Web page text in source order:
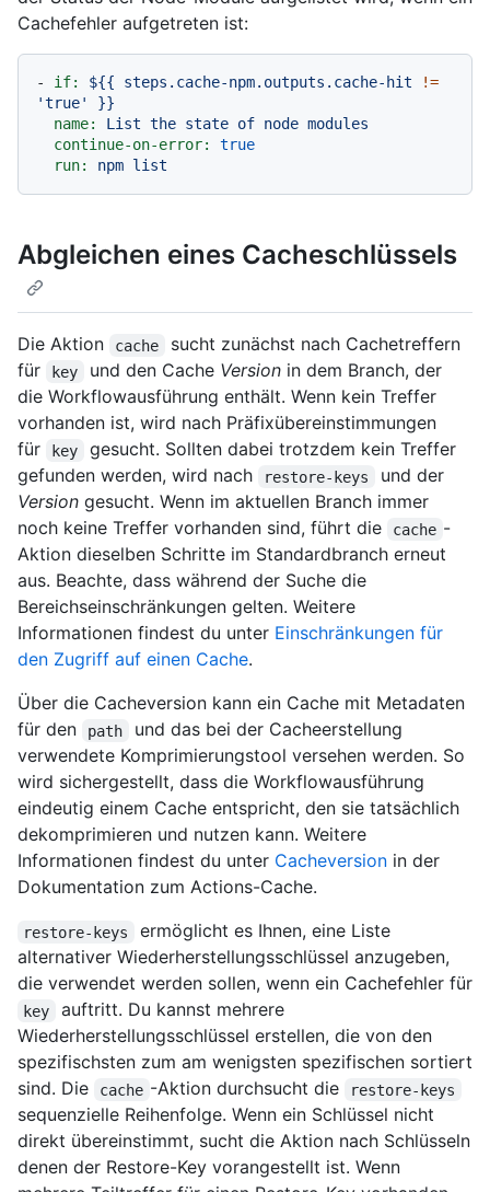
Cachefehler aufgetreten ist:
- if: ${{ steps.cache-npm.outputs.cache-hit
!=
'true'
}}
name:
List the state of node modules
continue-on-error:
true
run:
npm list
Abgleichen eines Cacheschlüssels
Die Aktion cache
sucht zunächst nach Cachetreffern
für
key und den Cache Versionin dem Branch, der
die Workflowausführung enthält. Wenn kein Treffer
vorhanden ist, wird nach Präfixübereinstimmungen
für
key
gesucht. Sollten dabei trotzdem kein Treffer
gefunden werden, wird nach
restore-keys
und der
Version gesucht. Wenn im aktuellen Branch immer
noch keine Treffer vorhanden sind, führt die
cache -
Aktion dieselben Schritte im Standardbranch erneut
aus. Beachte, dass während der Suche die
Bereichseinschränkungen gelten. Weitere
Informationen findest du unter Einschränkungen für
den Zugriff auf einen Cache.
Über die Cacheversion kann ein Cache mit Metadaten
für den
path
und das bei der Cacheerstellung
verwendete Komprimierungstool versehen werden. So
wird sichergestellt, dass die Workflowausführung
eindeutig einem Cache entspricht, den sie tatsächlich
dekomprimieren und nutzen kann. Weitere
Informationen findest du unter Cacheversion in der
Dokumentation zum Actions-Cache.
restore-keys
ermöglicht es Ihnen, eine Liste
alternativer Wiederherstellungsschlüssel anzugeben,
die verwendet werden sollen, wenn ein Cachefehler für
key
auftritt. Du kannst mehrere
Wiederherstellungsschlüssel erstellen, die von den
spezifischsten zum am wenigsten spezifischen sortiert
sind. Die
cache -Aktion durchsucht die restore-keys
sequenzielle Reihenfolge. Wenn ein Schlüssel nicht
direkt übereinstimmt, sucht die Aktion nach Schlüsseln
denen der Restore-Key vorangestellt ist. Wenn